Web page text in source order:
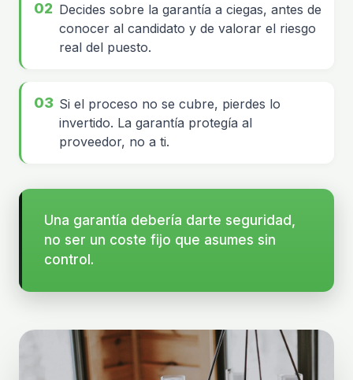
Decides sobre la garantía a ciegas, antes de
conocer al candidato y de valorar el riesgo
real del puesto.
Si el proceso no se cubre, pierdes lo
invertido. La garantía protegía al
proveedor, no a ti.
Una garantía debería darte seguridad,
no ser un coste fijo que asumes sin
control.